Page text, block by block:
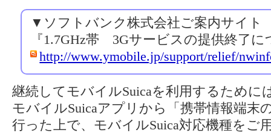
▼ソフトバンク株式会社ご案内サイト
『1.7GHz帯 3Gサービスの提供終了に
http://www.ymobile.jp/support/relief/
継続してモバイルSuicaを利用するために
モバイルSuicaアプリから「携帯情報端末
行った上で、モバイルSuica対応機種をご